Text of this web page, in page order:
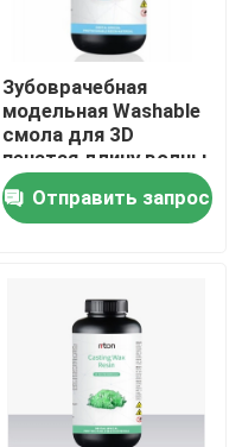
3D
Зубоврачебная
модельная Washable
смола для 3D
печатая длину волны
405nm твердости
сини цвета высокую
Отправить запрос